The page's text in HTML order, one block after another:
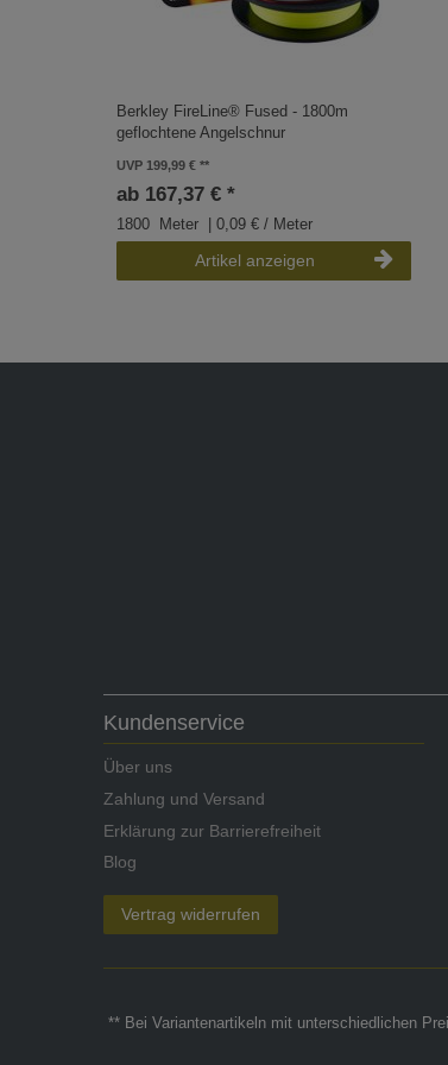
Berkley FireLine® Fused - 1800m
geflochtene Angelschnur
UVP 199,99 €
ab 167,37 € *
1800 Meter | 0,09 € / Meter
Artikel anzeigen
Kundenservice
Über uns
Zahlung und Versand
Erklärung zur Barrierefreiheit
Blog
Vertrag widerrufen
** Bei Variantenartikeln mit unterschiedlichen